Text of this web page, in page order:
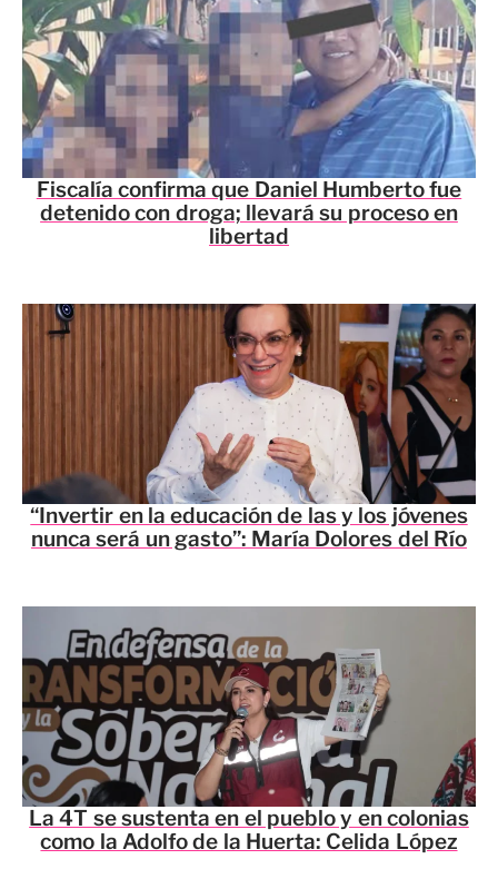
Fiscalía confirma que Daniel Humberto fue
detenido con droga; llevará su proceso en
libertad
“Invertir en la educación de las y los jóvenes
nunca será un gasto”: María Dolores del Río
La 4T se sustenta en el pueblo y en colonias
como la Adolfo de la Huerta: Celida López